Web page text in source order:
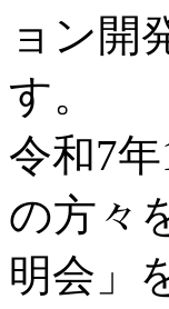
ョン開
す。
令和7
の方々
明会」